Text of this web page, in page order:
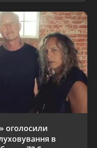
оголосили
в